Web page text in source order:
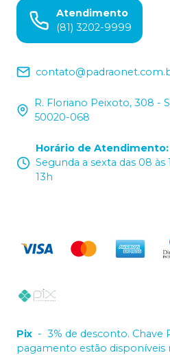
Atendimento
(81) 3202-9999
R. Floriano Peixoto, 308 -
50020-068
Horário de Atendimento:
Segunda a sexta das 08 às
13h
Pix - 3% de desconto. Chave
pagamento estão disponíveis